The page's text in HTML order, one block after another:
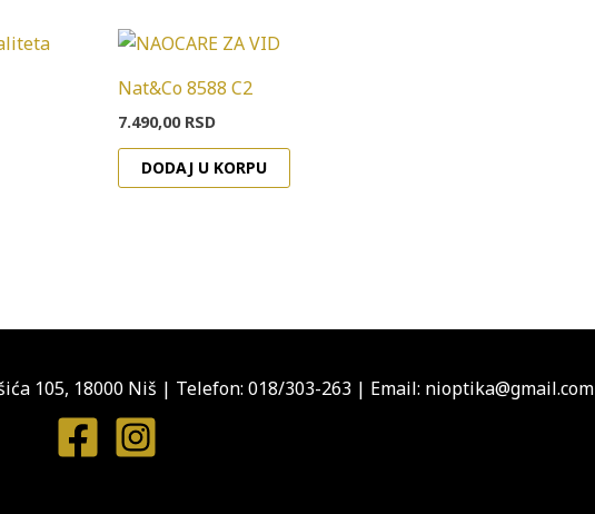
Nat&Co 8588 C2
7.490,00 RSD
DODAJ U KORPU
105, 18000 Niš | Telefon: 018/303-263 | Email: nioptika@gmail.com